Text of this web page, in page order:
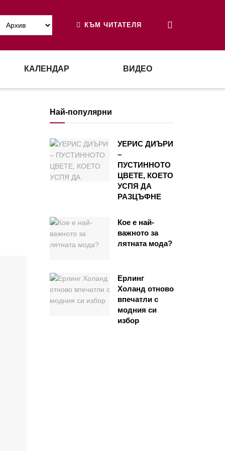
КЪМ ЧИТАТЕЛЯ
КАЛЕНДАР ВИДЕО
Най-популярни
УЕРИС ДИЪРИ
–
ПУСТИННОТО
ЦВЕТЕ, КОЕТО
УСПЯ ДА
РАЗЦЪФНЕ
Кое е най-
важното за
лятната мода?
Ерлинг
Холанд отново
впечатли с
модния си
избор